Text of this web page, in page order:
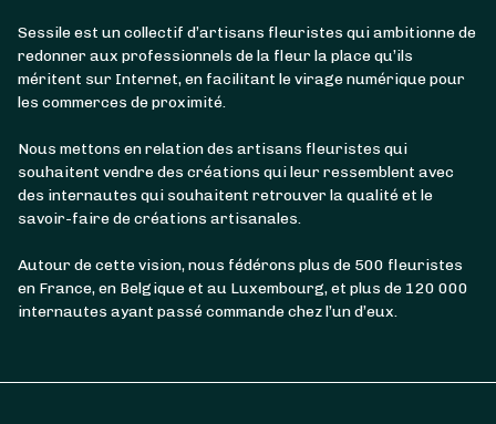
Sessile est un collectif d’artisans fleuristes qui ambitionne de
redonner aux professionnels de la fleur la place qu’ils
méritent sur Internet, en facilitant le virage numérique pour
les commerces de proximité.
Nous mettons en relation des artisans fleuristes qui
souhaitent vendre des créations qui leur ressemblent avec
des internautes qui souhaitent retrouver la qualité et le
savoir-faire de créations artisanales.
Autour de cette vision, nous fédérons plus de 500 fleuristes
en France, en Belgique et au Luxembourg, et plus de 120 000
internautes ayant passé commande chez l’un d’eux.